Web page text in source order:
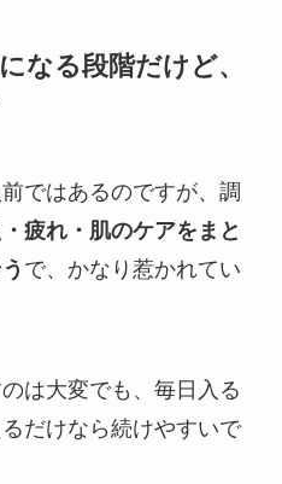
なる段階だけど、
ではあるのですが、調
疲れ・肌のケアをまと
で、かなり惹かれてい
は大変でも、毎日入る
だけなら続けやすいで